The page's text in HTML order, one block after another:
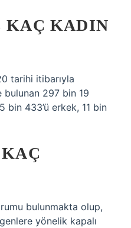
KAÇ KADIN
tarihi itibarıyla
bulunan 297 bin 19
bin 433’ü erkek, 11 bin
bulunmakta olup,
yönelik kapalı